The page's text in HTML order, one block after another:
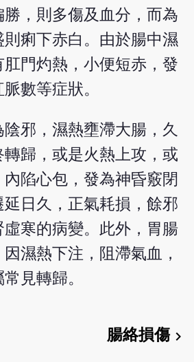
，則多傷及血分，而為
痢下赤白。由於腸中濕
門灼熱，小便短赤，發
數等症狀。
邪，濕熱壅滯大腸，久
歸，或是火熱上攻，或
陷心包，發為神昏竅閉
日久，正氣耗損，餘邪
寒的病變。此外，胃腸
濕熱下注，阻滯氣血，
見轉歸。
腸絡損傷chevron_right